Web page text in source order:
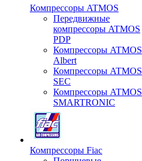
Компрессоры ATMOS
Передвижные
компрессоры ATMOS
PDP
Компрессоры ATMOS
Albert
Компрессоры ATMOS
SEC
Компрессоры ATMOS
SMARTRONIC
Компрессоры Fiac